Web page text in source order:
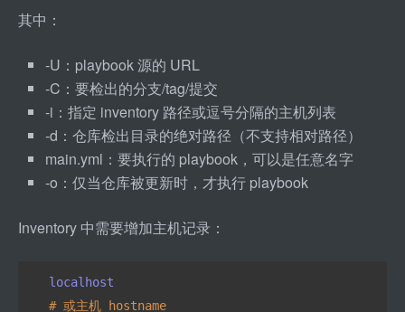
其中：
-U：playbook 源的 URL
-C：要检出的分支/tag/提交
-i：指定 inventory 路径或逗号分隔的主机列表
-d：仓库检出目录的绝对路径（不支持相对路径）
main.yml：要执行的 playbook，可以是任意名字
-o：仅当仓库被更新时，才执行 playbook
Inventory 中需要增加主机记录：
localhost
# 或主机 hostname